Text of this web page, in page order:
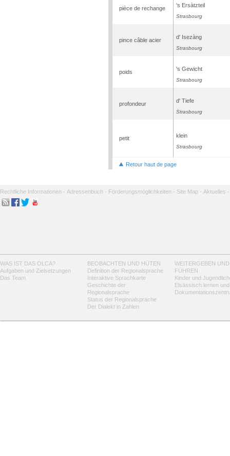
pièce de rechange 's Ersàtzteil
Strasbourg
pince câble acier d' Isezàng
Strasbourg
poids 's Gewicht
Strasbourg
profondeur d' Tiefe
Strasbourg
petit klein
Strasbourg
Retour haut de page
Rechtliche Informationen - Adressenbuch - Förderungsmöglichkeiten - Site Map - Aktuelles -
WAS IST DAS OLCA?
Aufgaben und Zielsetzungen
Das Team
BEOBACHTEN UND HÜTEN
Definition der Regionalsprache
Interaktive Sprachkarte
Geschichte der
Regionalsprache
Status der Regionalsprache
Der Dialekt in Zahlen
WEITERGEBEN UND
FÜHREN
Kinder und
Elsässisch lernen